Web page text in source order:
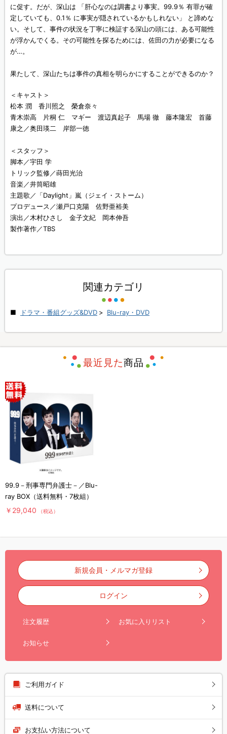
に促す。だが、深山は 「肝心なのは調書より事実。99.9％ 有罪が確
定していても、0.1％ に事実が隠されているかもしれない」 と諦めな
い。そして、事件の状況を丁寧に検証する深山の頭には、ある可能性
が浮かんでくる。その可能性を探るためには、佐田の力が必要になる
が…。
果たして、深山たちは事件の真相を明らかにすることができるのか？
＜キャスト＞
松本 潤 香川照之 榮倉奈々
青木崇高 片桐 仁 マギー 渡辺真起子 馬場 徹 藤本隆宏 首藤
康之／奥田瑛二 岸部一徳
＜スタッフ＞
脚本／宇田 学
トリック監修／蒔田光治
音楽／井筒昭雄
主題歌／「Daylight」嵐（ジェイ・ストーム）
プロデュース／瀬戸口克陽 佐野亜裕美
演出／木村ひさし 金子文紀 岡本伸吾
製作著作／TBS
関連カテゴリ
ドラマ・番組グッズ&DVD > Blu-ray・DVD
最近見た商品
99.9－刑事専門弁護士－／Blu-
ray BOX（送料無料・7枚組）
￥29,040 （税込）
新規会員・メルマガ登録
ログイン
注文履歴 お気に入りリスト
お知らせ
ご利用ガイド
送料について
お支払い方法について